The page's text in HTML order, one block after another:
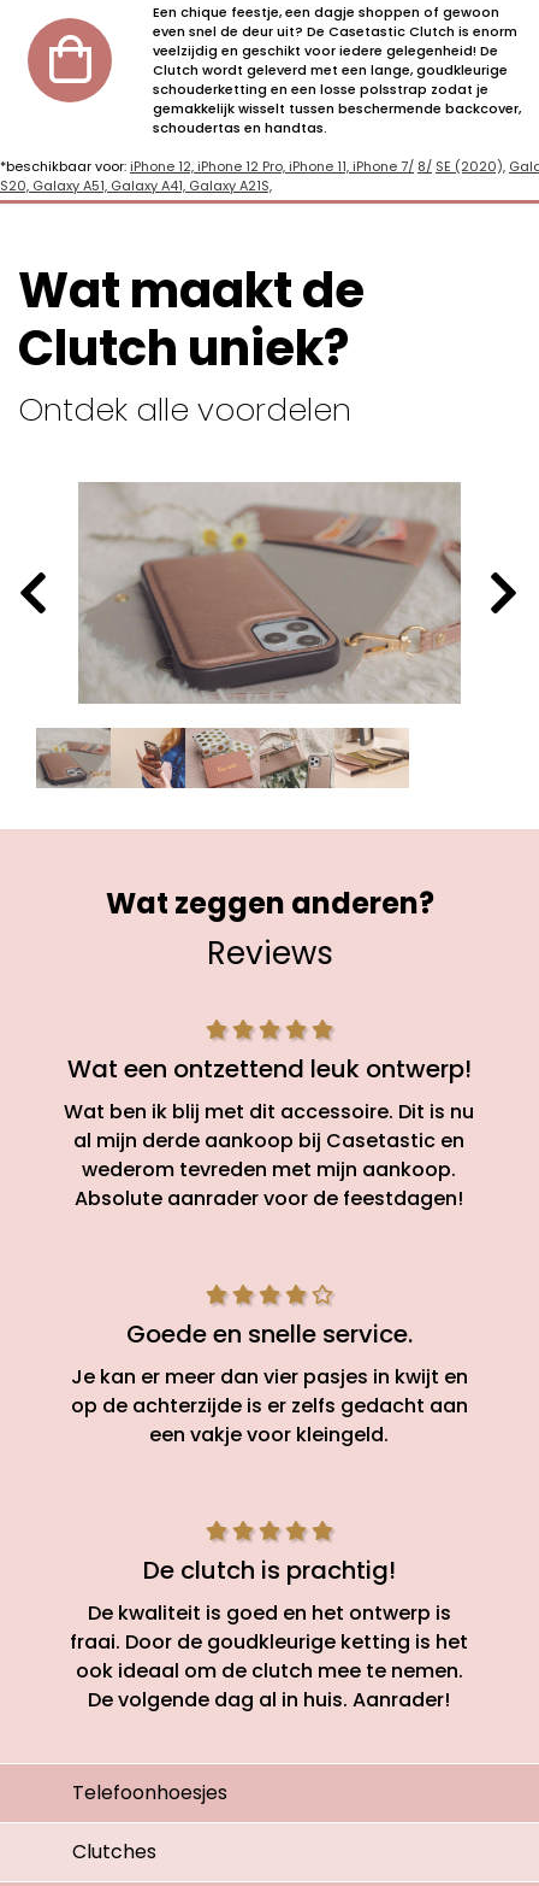
Een chique feestje, een dagje shoppen of gewoon
even snel de deur uit? De Casetastic Clutch is enorm
veelzijdig en geschikt voor iedere gelegenheid! De
Clutch wordt geleverd met een lange, goudkleurige
schouderketting en een losse polsstrap zodat je
gemakkelijk wisselt tussen beschermende backcover,
schoudertas en handtas.
*beschikbaar voor:iPhone 12,iPhone 12 Pro,iPhone 11,iPhone 7/ 8/ SE (2020),
S20, Galaxy A51, Galaxy A41, Galaxy A21S,
Wat maakt de
Clutch uniek?
Ontdek alle voordelen
Wat zeggen anderen?
Reviews
Wat een ontzettend leuk ontwerp!
Wat ben ik blij met dit accessoire. Dit is nu
al mijn derde aankoop bij Casetastic en
wederom tevreden met mijn aankoop.
Absolute aanrader voor de feestdagen!
Goede en snelle service.
Je kan er meer dan vier pasjes in kwijt en
op de achterzijde is er zelfs gedacht aan
een vakje voor kleingeld.
De clutch is prachtig!
De kwaliteit is goed en het ontwerp is
fraai. Door de goudkleurige ketting is het
ook ideaal om de clutch mee te nemen.
De volgende dag al in huis. Aanrader!
Telefoonhoesjes
Clutches